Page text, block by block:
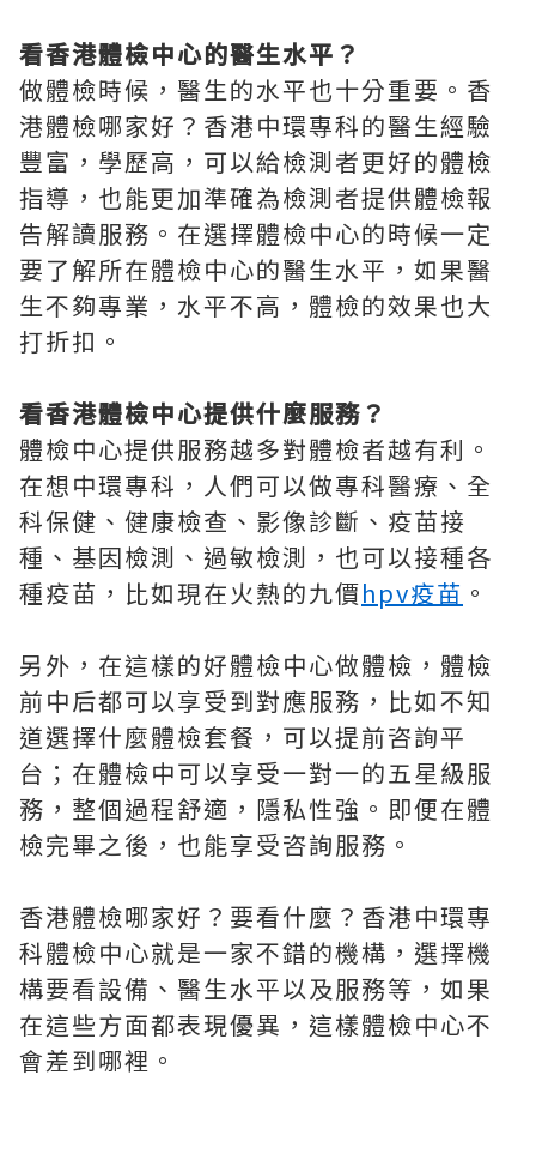
看香港體檢中心的醫生水平？
做體檢時候，醫生的水平也十分重要。香
港體檢哪家好？香港中環專科的醫生經驗
豐富，學歷高，可以給檢測者更好的體檢
指導，也能更加準確為檢測者提供體檢報
告解讀服務。在選擇體檢中心的時候一定
要了解所在體檢中心的醫生水平，如果醫
生不夠專業，水平不高，體檢的效果也大
打折扣。
看香港體檢中心提供什麼服務？
體檢中心提供服務越多對體檢者越有利。
在想中環專科，人們可以做專科醫療、全
科保健、健康檢查、影像診斷、疫苗接
種、基因檢測、過敏檢測，也可以接種各
種疫苗，比如現在火熱的九價hpv疫苗 。
另外，在這樣的好體檢中心做體檢，體檢
前中后都可以享受到對應服務，比如不知
道選擇什麼體檢套餐，可以提前咨詢平
台；在體檢中可以享受一對一的五星級服
務，整個過程舒適，隱私性強。即便在體
檢完畢之後，也能享受咨詢服務。
香港體檢哪家好？要看什麼？香港中環專
科體檢中心就是一家不錯的機構，選擇機
構要看設備、醫生水平以及服務等，如果
在這些方面都表現優異，這樣體檢中心不
會差到哪裡。